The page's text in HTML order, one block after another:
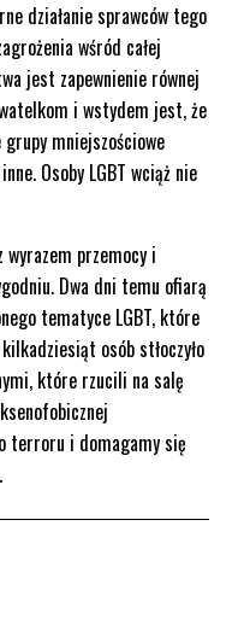
działanie sprawców tego
wśród całej
jest zapewnienie równej
i wstydem jest, że
mniejszościowe
Osoby LGBT wciąż nie
wyrazem przemocy i
Dwa dni temu ofiarą
tematyce LGBT, które
osób stłoczyło
które rzucili na salę
terroru i domagamy się